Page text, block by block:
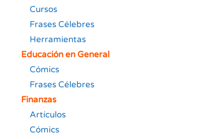
Cursos
Frases Célebres
Herramientas
Educación en General
Cómics
Frases Célebres
Finanzas
Artículos
Cómics